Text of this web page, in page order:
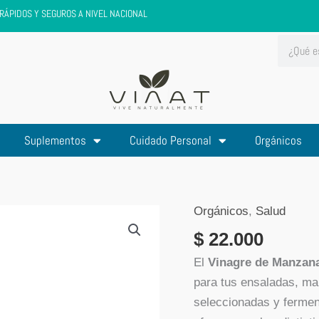
Y SEGUROS A NIVEL NACIONAL
Search
Suplementos Cuidado Personal Orgánicos
Orgánicos, Salud
$ 22.000
El Vinagre de
para tus ensaladas,
seleccionadas y
Vinagre
de
Organico
El